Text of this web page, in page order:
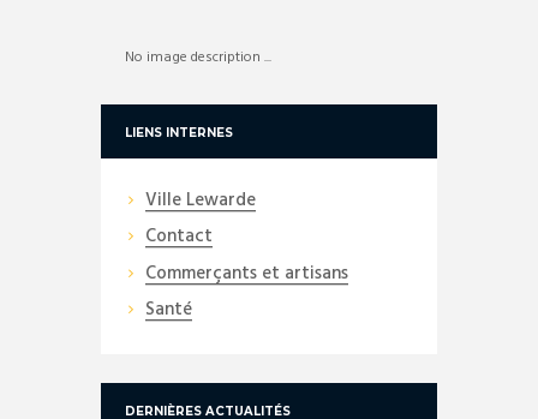
No image description ...
LIENS INTERNES
Ville Lewarde
Contact
Commerçants et artisans
Santé
DERNIÈRES ACTUALITÉS